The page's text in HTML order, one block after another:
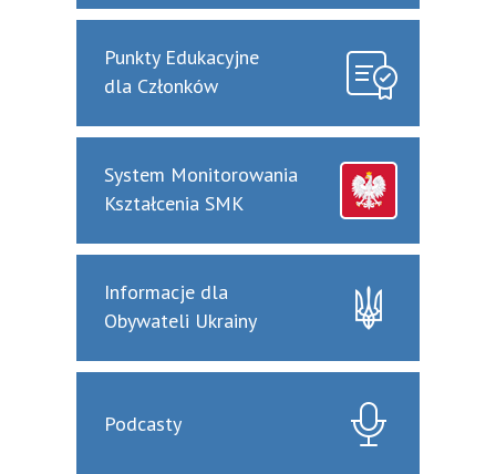
Punkty Edukacyjne
dla Członków
System Monitorowania
Kształcenia SMK
Informacje dla
Obywateli Ukrainy
Podcasty